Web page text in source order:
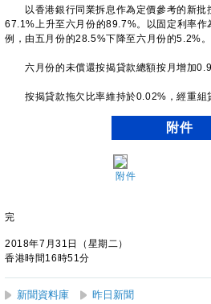
以香港銀行同業拆息作為定價參考的新批
67.1%上升至六月份的89.7%。以固定利率作
例，由五月份的28.5%下降至六月份的5.2%。
六月份的未償還按揭貸款總額按月增加
按揭貸款拖欠比率維持於0.02%，經重組
附件
附件
完
2018年7月31日（星期二）
香港時間16時51分
新聞資料庫 昨日新聞